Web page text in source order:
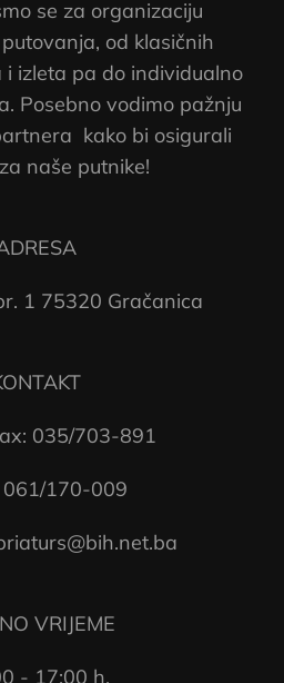
se za organizaciju
od klasičnih
i izleta pa do individualno
Posebno vodimo pažnju
kako bi osigurali
naše putnike!
1 75320 Gračanica
035/703-891
061/170-009
VRIJEME
- 17:00 h.